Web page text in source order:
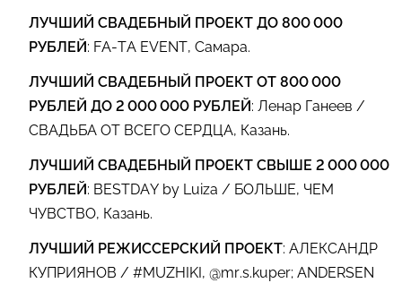
ЛУЧШИЙ СВАДЕБНЫЙ ПРОЕКТ ДО 800 000
РУБЛЕЙ : FA-TA EVENT, Самара.
ЛУЧШИЙ СВАДЕБНЫЙ ПРОЕКТ ОТ 800 000
РУБЛЕЙ ДО 2 000 000 РУБЛЕЙ : Ленар Ганеев /
СВАДЬБА ОТ ВСЕГО СЕРДЦА, Казань.
ЛУЧШИЙ СВАДЕБНЫЙ ПРОЕКТ СВЫШЕ 2 000 000
РУБЛЕЙ : BESTDAY by Luiza / БОЛЬШЕ, ЧЕМ
ЧУВСТВО, Казань.
ЛУЧШИЙ РЕЖИССЕРСКИЙ ПРОЕКТ: АЛЕКСАНДР
КУПРИЯНОВ / #MUZHIKI, @mr.s.kuper; ANDERSEN